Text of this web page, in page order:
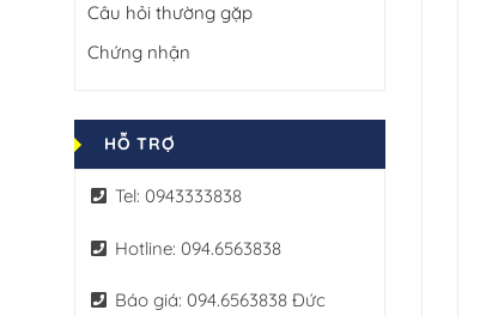
Câu hỏi thường gặp
Chứng nhận
HỖ TRỢ
Tel: 0943333838
Hotline: 094.6563838
Báo giá: 094.6563838 Đức